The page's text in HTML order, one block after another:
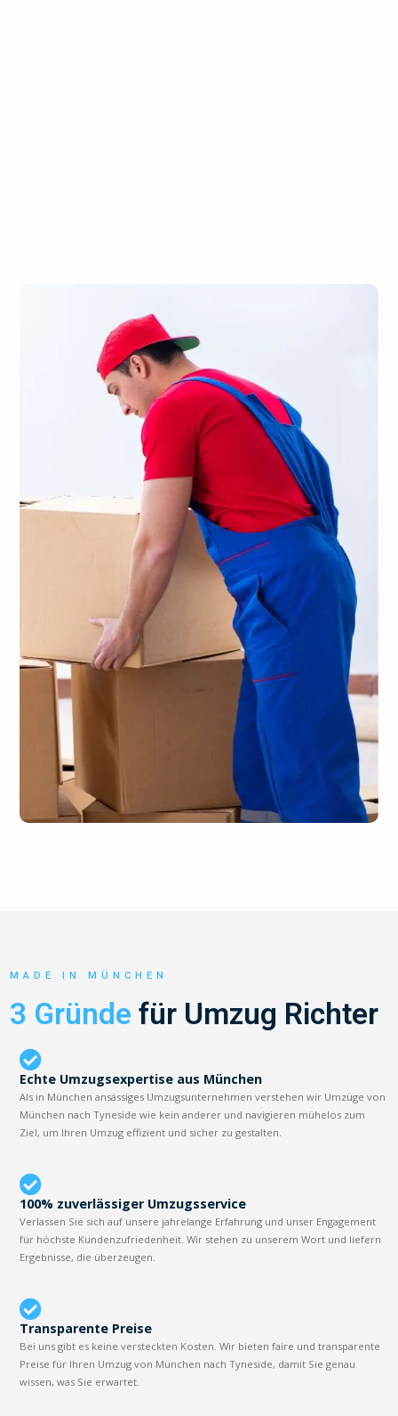
MADE IN MÜNCHEN
3 Gründe für Umzug Richter
Echte Umzugsexpertise aus München
Als in München ansässiges Umzugsunternehmen verstehen wir Umzüge von
München nach Tyneside wie kein anderer und navigieren mühelos zum
Ziel, um Ihren Umzug effizient und sicher zu gestalten.
100% zuverlässiger Umzugsservice
Verlassen Sie sich auf unsere jahrelange Erfahrung und unser Engagement
für höchste Kundenzufriedenheit. Wir stehen zu unserem Wort und liefern
Ergebnisse, die überzeugen.
Transparente Preise
Bei uns gibt es keine versteckten Kosten. Wir bieten faire und transparente
Preise für Ihren Umzug von München nach Tyneside, damit Sie genau
wissen, was Sie erwartet.